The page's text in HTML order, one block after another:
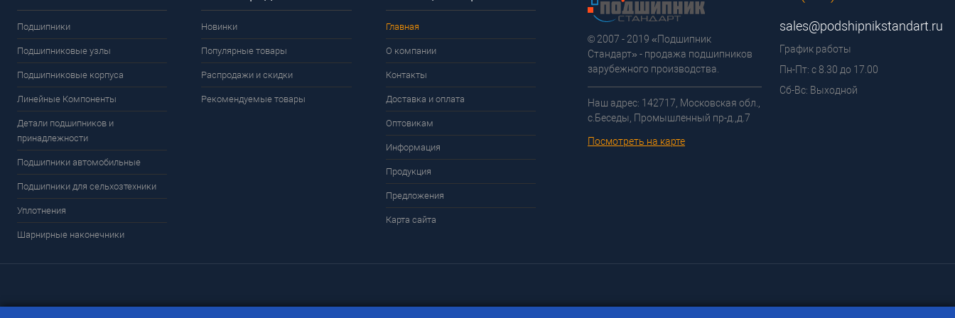
Подшипники
Подшипниковые узлы
Подшипниковые корпуса
Линейные Компоненты
Детали подшипников и
принадлежности
Подшипники автомобильные
Подшипники для сельхозтехники
Уплотнения
Шарнирные наконечники
Новинки
Популярные товары
Распродажи и скидки
Рекомендуемые товары
Главная
О компании
Контакты
Доставка и оплата
Оптовикам
Информация
Продукция
Предложения
Карта сайта
© 2007 - 2019 «Подшипник
Стандарт» - продажа подшипников
зарубежного производства.
Наш адрес: 142717, Московская обл.,
с.Беседы, Промышленный пр-д.,д.7
Посмотреть на карте
sales@podshipnikstandart.ru
График работы
Пн-Пт: с 8.30 до 17.00
Сб-Вс: Выходной